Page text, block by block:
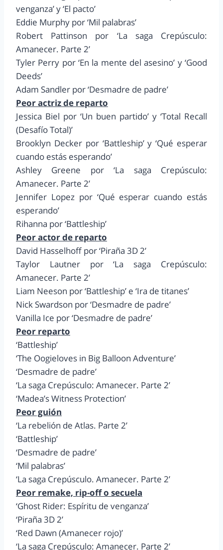
venganza’ y ‘El pacto’
Eddie Murphy por ‘Mil palabras’
Robert Pattinson por ‘La saga Crepúsculo:
Amanecer. Parte 2’
Tyler Perry por ‘En la mente del asesino’ y ‘Good
Deeds’
Adam Sandler por ‘Desmadre de padre’
Peor actriz de reparto
Jessica Biel por ‘Un buen partido’ y ‘Total Recall
(Desafío Total)’
Brooklyn Decker por ‘Battleship’ y ‘Qué esperar
cuando estás esperando’
Ashley Greene por ‘La saga Crepúsculo:
Amanecer. Parte 2’
Jennifer Lopez por ‘Qué esperar cuando estás
esperando’
Rihanna por ‘Battleship’
Peor actor de reparto
David Hasselhoff por ‘Piraña 3D 2’
Taylor Lautner por ‘La saga Crepúsculo:
Amanecer. Parte 2’
Liam Neeson por ‘Battleship’ e ‘Ira de titanes’
Nick Swardson por ‘Desmadre de padre’
Vanilla Ice por ‘Desmadre de padre’
Peor reparto
‘Battleship’
‘The Oogieloves in Big Balloon Adventure’
‘Desmadre de padre’
‘La saga Crepúsculo: Amanecer. Parte 2’
‘Madea’s Witness Protection’
Peor guión
‘La rebelión de Atlas. Parte 2’
‘Battleship’
‘Desmadre de padre’
‘Mil palabras’
‘La saga Crepúsculo. Amanecer. Parte 2’
Peor remake, rip-off o secuela
‘Ghost Rider: Espíritu de venganza’
‘Piraña 3D 2’
‘Red Dawn (Amanecer rojo)’
‘La saga Crepúsculo: Amanecer. Parte 2’